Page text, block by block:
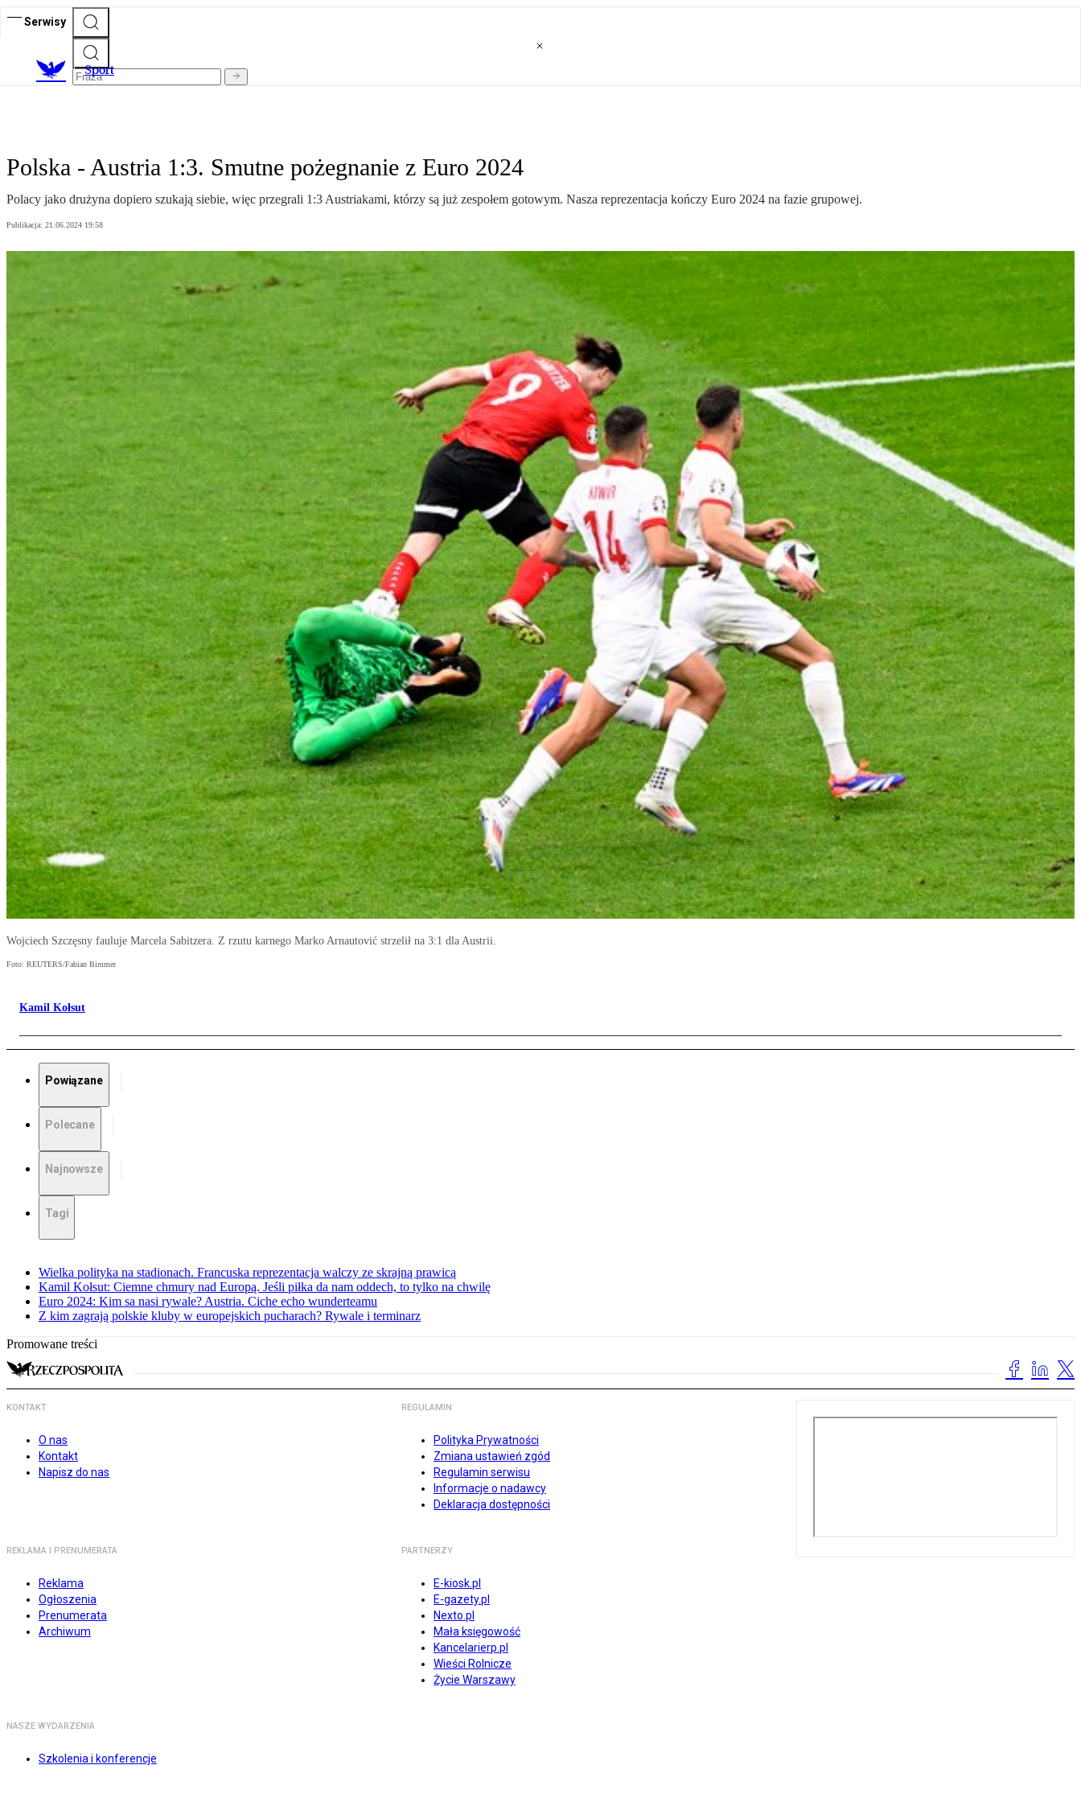
Serwisy
Sport
Polska - Austria 1:3. Smutne pożegnanie z Euro 2024
Polacy jako drużyna dopiero szukają siebie, więc przegrali 1:3 Austriakami, którzy są już zespołem gotowym. Nasza reprezentacja kończy Euro 2024 na fazie grupowej.
Publikacja: 21.06.2024 19:58
Wojciech Szczęsny fauluje Marcela Sabitzera. Z rzutu karnego Marko Arnautović strzelił na 3:1 dla Austrii.
Foto: REUTERS/Fabian Bimmer
Kamil Kołsut
Powiązane
Polecane
Najnowsze
Tagi
Wielka polityka na stadionach. Francuska reprezentacja walczy ze skrajną prawicą
Kamil Kołsut: Ciemne chmury nad Europą. Jeśli piłka da nam oddech, to tylko na chwilę
Euro 2024: Kim sa nasi rywale? Austria. Ciche echo wunderteamu
Z kim zagrają polskie kluby w europejskich pucharach? Rywale i terminarz
Promowane treści
KONTAKT
O nas
Kontakt
Napisz do nas
REGULAMIN
Polityka Prywatności
Zmiana ustawień zgód
Regulamin serwisu
Informacje o nadawcy
Deklaracja dostępności
REKLAMA I PRENUMERATA
Reklama
Ogłoszenia
Prenumerata
Archiwum
PARTNERZY
E-kiosk.pl
E-gazety.pl
Nexto.pl
Mała księgowość
Kancelarierp.pl
Wieści Rolnicze
Życie Warszawy
NASZE WYDARZENIA
Szkolenia i konferencje